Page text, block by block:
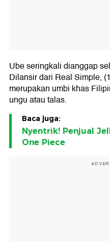
Ube seringkali dianggap
Dilansir dari Real Simple,
merupakan umbi khas
ungu atau talas.
Baca juga:
Nyentrik! Penjual
One Piece